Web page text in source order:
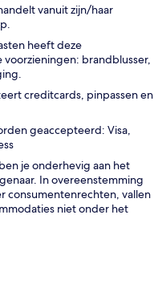
vanuit zijn/haar
heeft deze
brandblusser,
creditcards, pinpassen en
geaccepteerd: Visa,
je onderhevig aan het
In overeenstemming
consumentenrechten, vallen
niet onder het